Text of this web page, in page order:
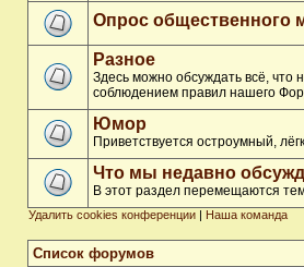
Опрос общественного
Разное
Здесь можно обсуждать всё, что
соблюдением правил нашего
Юмор
Приветствуется остроумный,
Что мы недавно
В этот раздел перемещаются
Удалить cookies конференции | Наша команда
Список форумов